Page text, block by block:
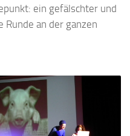
ein gefälschter und
an der ganzen